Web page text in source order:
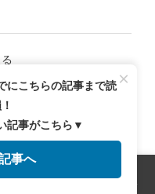
サイドバー
×
にこちらの記事まで読
記事がこちら▼
事へ